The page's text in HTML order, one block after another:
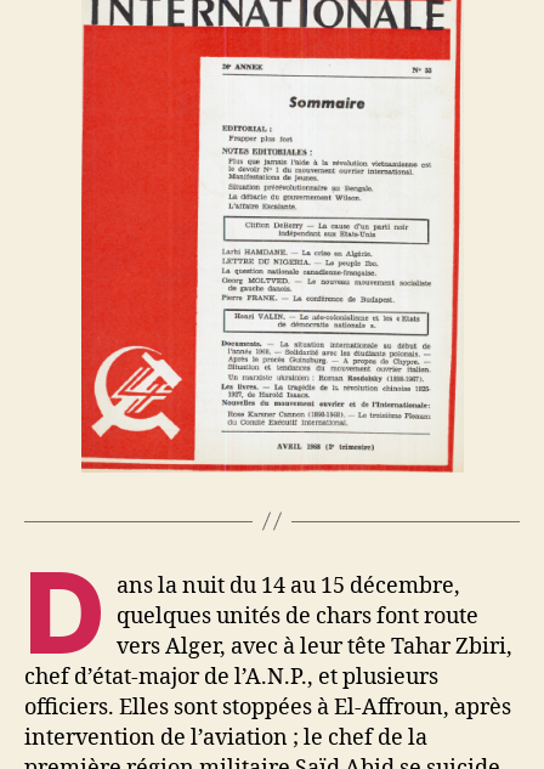
D
ans la nuit du 14 au 15 décembre,
quelques unités de chars font route
vers Alger, avec à leur tête Tahar Zbiri,
chef d’état-major de l’A.N.P., et plusieurs
officiers. Elles sont stoppées à El-Affroun, après
intervention de l’aviation ; le chef de la